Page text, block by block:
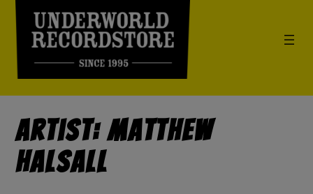
Artist: Matthew
Halsall